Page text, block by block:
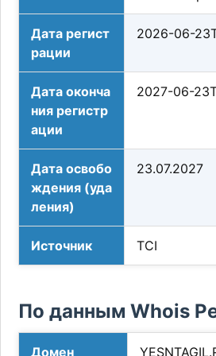
Дата регист
рации
2026-06-
Дата оконча
ния регистр
ации
2027-06-
Дата освобо
ждения (уда
ления)
23.07.2027
Источник TCI
По данным Whois
Домен